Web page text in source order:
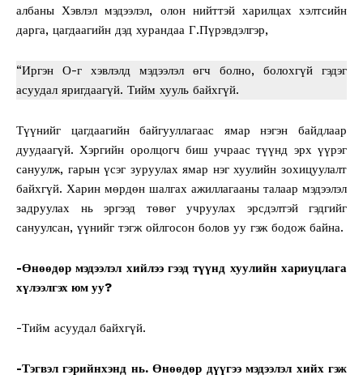
албаны Хэвлэл мэдээлэл, олон нийттэй харилцах хэлтсийн
дарга, цагдаагийн дэд хурандаа Г.Пүрэвдэлгэр,
“Иргэн О-г хэвлэлд мэдээлэл өгч болно, болохгүй гэдэг
асуудал яригдаагүй. Тийм хууль байхгүй.
Түүнийг цагдаагийн байгууллагаас ямар нэгэн байдлаар
дуудаагүй. Хэргийн оролцогч биш учраас түүнд эрх үүрэг
сануулж, гарын үсэг зуруулах ямар нэг хуулийн зохицуулалт
байхгүй. Харин мөрдөн шалгах ажиллагааны талаар мэдээлэл
задруулах нь эргээд төвөг учруулах эрсдэлтэй гэдгийг
сануулсан, үүнийг тэгж ойлгосон болов уу гэж бодож байна.
-Өнөөдөр мэдээлэл хийлээ гээд түүнд хуулийн хариуцлага
хүлээлгэх юм уу?
-Тийм асуудал байхгүй.
-Тэгвэл гэрийнхэнд нь. Өнөөдөр дүүгээ мэдээлэл хийх гэж